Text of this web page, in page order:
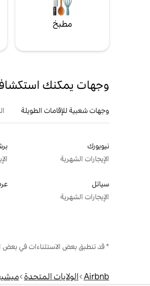
مطبخ
وجهات يمكنك
وجهات شعبية للإقامات الطويلة
نيويورك
الإيجارات الشهرية
سياتل
الإيجارات الشهرية
* قد تنطبق بعض الاستثناءات في بعض
Airbnb الولايات المتحدة